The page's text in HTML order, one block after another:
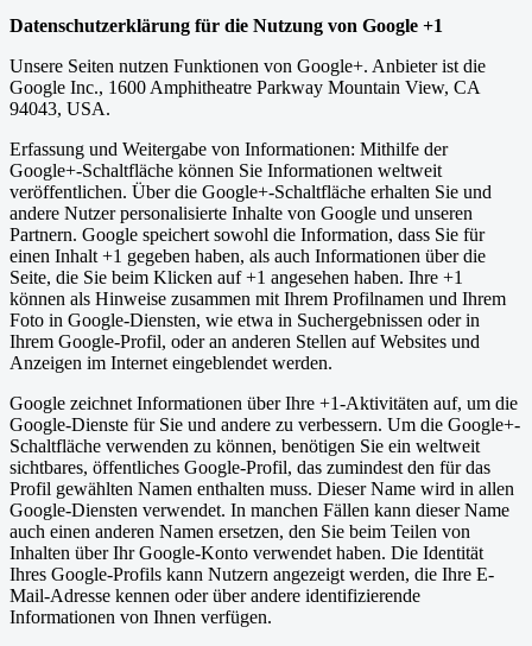
Datenschutzerklärung für die Nutzung von Google +1
Unsere Seiten nutzen Funktionen von Google+. Anbieter ist die
Google Inc., 1600 Amphitheatre Parkway Mountain View, CA
94043, USA.
Erfassung und Weitergabe von Informationen: Mithilfe der
Google+-Schaltfläche können Sie Informationen weltweit
veröffentlichen. Über die Google+-Schaltfläche erhalten Sie und
andere Nutzer personalisierte Inhalte von Google und unseren
Partnern. Google speichert sowohl die Information, dass Sie für
einen Inhalt +1 gegeben haben, als auch Informationen über die
Seite, die Sie beim Klicken auf +1 angesehen haben. Ihre +1
können als Hinweise zusammen mit Ihrem Profilnamen und Ihrem
Foto in Google-Diensten, wie etwa in Suchergebnissen oder in
Ihrem Google-Profil, oder an anderen Stellen auf Websites und
Anzeigen im Internet eingeblendet werden.
Google zeichnet Informationen über Ihre +1-Aktivitäten auf, um die
Google-Dienste für Sie und andere zu verbessern. Um die Google+-
Schaltfläche verwenden zu können, benötigen Sie ein weltweit
sichtbares, öffentliches Google-Profil, das zumindest den für das
Profil gewählten Namen enthalten muss. Dieser Name wird in allen
Google-Diensten verwendet. In manchen Fällen kann dieser Name
auch einen anderen Namen ersetzen, den Sie beim Teilen von
Inhalten über Ihr Google-Konto verwendet haben. Die Identität
Ihres Google-Profils kann Nutzern angezeigt werden, die Ihre E-
Mail-Adresse kennen oder über andere identifizierende
Informationen von Ihnen verfügen.